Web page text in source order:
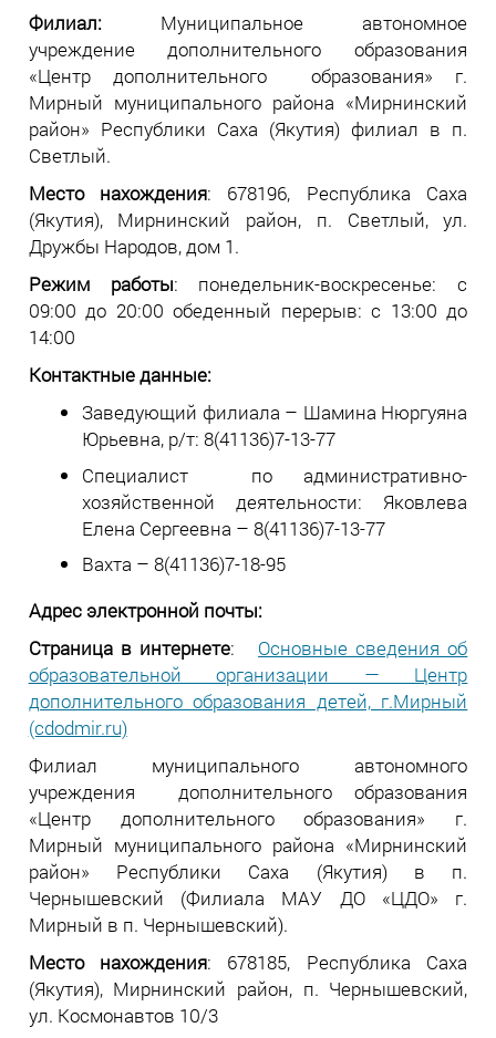
Филиал:Муниципальное автономное
учреждение дополнительного образования
«Центр дополнительного образования» г.
Мирный муниципального района «Мирнинский
район» Республики Саха (Якутия) филиал в п.
Светлый.
Место нахождения: 678196, Республика Саха
(Якутия), Мирнинский район, п. Светлый, ул.
Дружбы Народов, дом 1.
Режим работы: понедельник-воскресенье: c
09:00 до 20:00 обеденный перерыв: с 13:00 до
14:00
Контактные данные:
Заведующий филиала – Шамина Нюргуяна
Юрьевна, р/т: 8(41136)7-13-77
Специалист по административно-
хозяйственной деятельности: Яковлева
Елена Сергеевна – 8(41136)7-13-77
Вахта – 8(41136)7-18-95
Адрес электронной почты:
Страница в интернете: Основные сведения об
образовательной организации — Центр
дополнительного образования детей, г.Мирный
(cdodmir.ru)
Филиал муниципального автономного
учреждения дополнительного образования
«Центр дополнительного образования» г.
Мирный муниципального района «Мирнинский
район» Республики Саха (Якутия) в п.
Чернышевский (Филиала МАУ ДО «ЦДО» г.
Мирный в п. Чернышевский).
Место нахождения: 678185, Республика Саха
(Якутия), Мирнинский район, п. Чернышевский,
ул. Космонавтов 10/3